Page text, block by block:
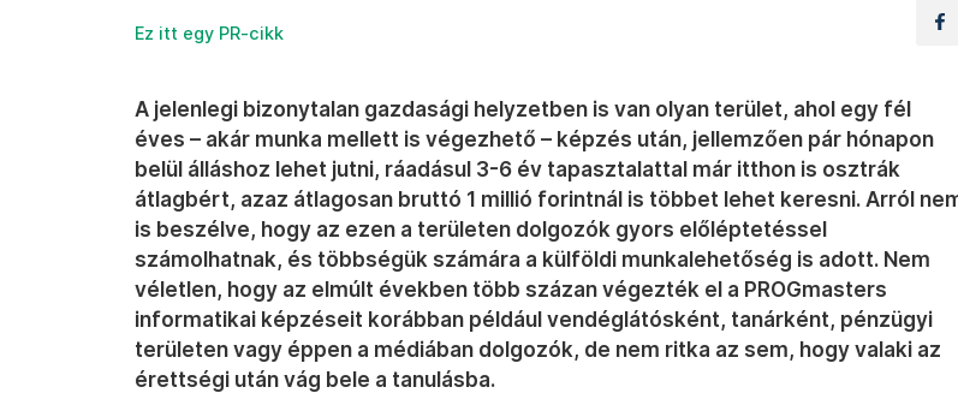
Ez itt egy PR-cikk
A jelenlegi bizonytalan gazdasági helyzetben is van olyan terület, ahol egy fél
éves – akár munka mellett is végezhető – képzés után, jellemzően pár hónapon
belül álláshoz lehet jutni, ráadásul 3-6 év tapasztalattal már itthon is osztrák
átlagbért, azaz átlagosan bruttó 1 millió forintnál is többet lehet keresni. Arról
is beszélve, hogy az ezen a területen dolgozók gyors előléptetéssel
számolhatnak, és többségük számára a külföldi munkalehetőség is adott. Nem
véletlen, hogy az elmúlt években több százan végezték el a PROGmasters
informatikai képzéseit korábban például vendéglátósként, tanárként, pénzügyi
területen vagy éppen a médiában dolgozók, de nem ritka az sem, hogy valaki az
érettségi után vág bele a tanulásba.